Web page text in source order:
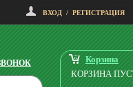
ВХОД / РЕГИСТРАЦИЯ
Корзина
КОРЗИНА
2925грн